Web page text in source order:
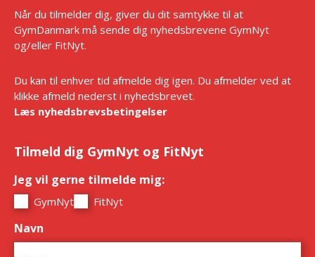
Når du tilmelder dig, giver du dit samtykke til at
GymDanmark må sende dig nyhedsbrevene GymNyt
og/eller FitNyt.
Du kan til enhver tid afmelde dig igen. Du afmelder ved at
klikke afmeld nederst i nyhedsbrevet.
Læs nyhedsbrevsbetingelser
Tilmeld dig GymNyt og FitNyt
Jeg vil gerne tilmelde mig:
GymNyt FitNyt
Navn